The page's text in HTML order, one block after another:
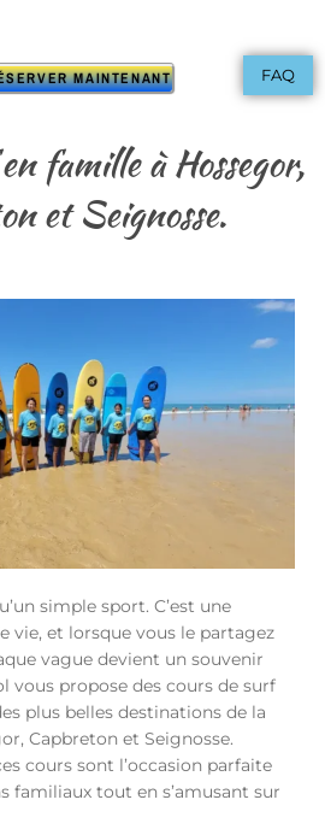
MAINTENANT FAQ
famille à Hossegor,
et Seignosse.
simple sport. C’est une
vie, et lorsque vous le partagez
vague devient un souvenir
vous propose des cours de surf
plus belles destinations de la
Capbreton et Seignosse.
cours sont l’occasion parfaite
familiaux tout en s’amusant sur